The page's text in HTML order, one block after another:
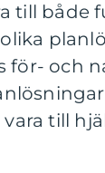
till både
för- och
till